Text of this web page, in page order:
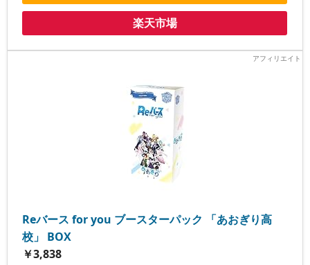
楽天市場
Reバース for you ブースターパック 「あおぎり高
校」 BOX
￥3,838